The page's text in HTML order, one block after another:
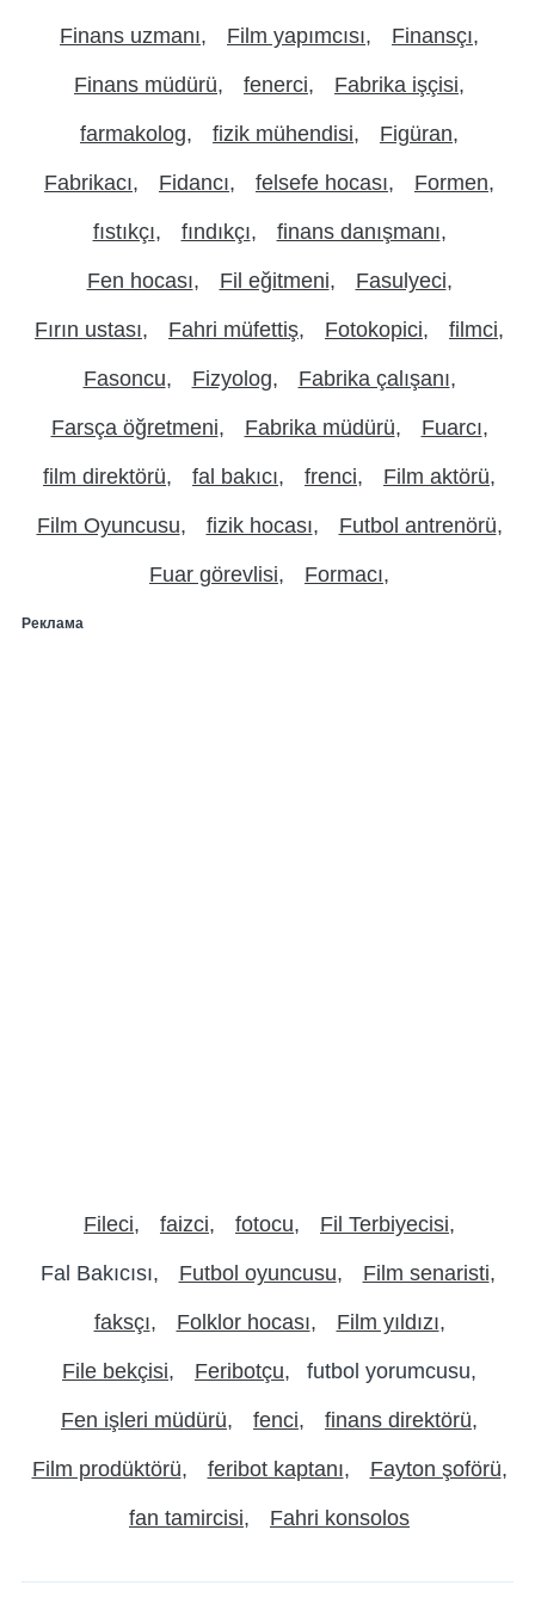
Finans uzmanı Film yapımcısı Finansçı
Finans müdürü fenerci Fabrika işçisi
farmakolog fizik mühendisi Figüran
Fabrikacı Fidancı felsefe hocası Formen
fıstıkçı fındıkçı finans danışmanı
Fen hocası Fil eğitmeni Fasulyeci
Fırın ustası Fahri müfettiş Fotokopici filmci
Fasoncu Fizyolog Fabrika çalışanı
Farsça öğretmeni Fabrika müdürü Fuarcı
film direktörü fal bakıcı frenci Film aktörü
Film Oyuncusu fizik hocası Futbol antrenörü
Fuar görevlisi Formacı
Реклама
Fileci faizci fotocu Fil Terbiyecisi
Fal Bakıcısı Futbol oyuncusu Film senaristi
faksçı Folklor hocası Film yıldızı
File bekçisi Feribotçu futbol yorumcusu
Fen işleri müdürü fenci finans direktörü
Film prodüktörü feribot kaptanı Fayton şoförü
fan tamircisi Fahri konsolos